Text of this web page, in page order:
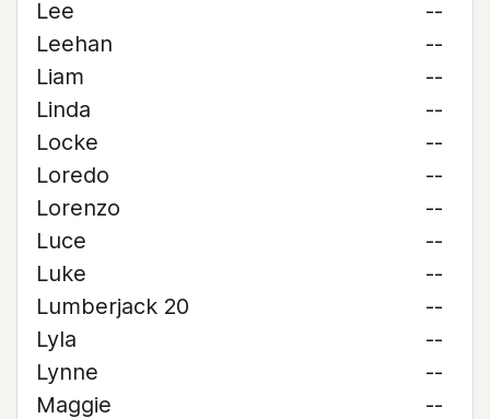
Lee
--
Leehan
--
Liam
--
Linda
--
Locke
--
Loredo
--
Lorenzo
--
Luce
--
Luke
--
Lumberjack 20
--
Lyla
--
Lynne
--
Maggie
--